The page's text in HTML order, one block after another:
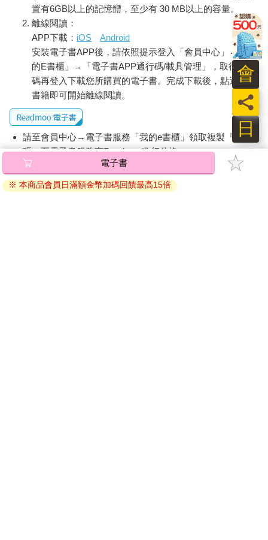
置有6GB以上的記憶體，至少有 30 MB以上的容量。
離線閱讀：
APP下載： iOS
Android
安裝電子書APP後，請依照提示登入「會員中心」→「我
的E書櫃」→「電子書APP通行碼/載具管理」，取得通行
碼再登入下載您所購買的電子書。完成下載後，點選任一
書籍即可開始離線閱讀。
請至會員中心→電子書服務「我的e書櫃」領取複製『兌換
碼』至電子書服務商Readmoo進行兌換。
退換貨須知：
因版權保護，您在金石堂所購買的電子書僅能以金石堂專屬
電子書
※ 本商品會員日滿額金幣加碼回饋最高15倍
日
員
會